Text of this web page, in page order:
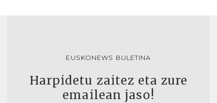
EUSKONEWS BULETINA
Harpidetu zaitez eta zure
emailean jaso!